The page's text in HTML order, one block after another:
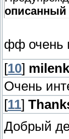
описанный
фф очень
[10]
Очень
[11]
Добрый